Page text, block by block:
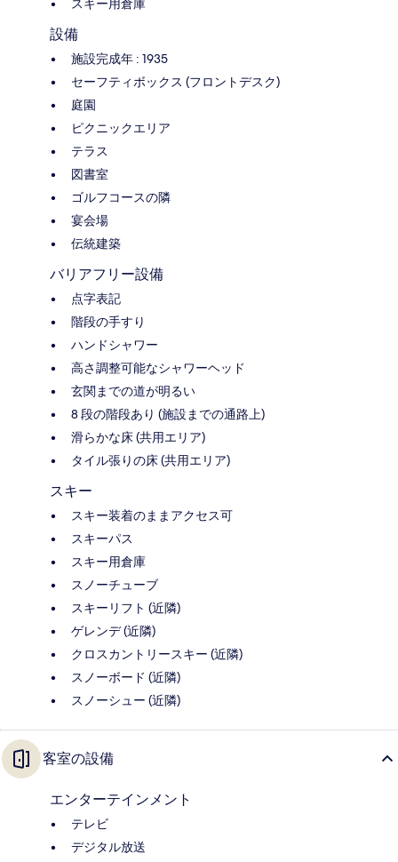
スキー用倉庫
設備
施設完成年 : 1935
セーフティボックス (フロントデスク)
庭園
ピクニックエリア
テラス
図書室
ゴルフコースの隣
宴会場
伝統建築
バリアフリー設備
点字表記
階段の手すり
ハンドシャワー
高さ調整可能なシャワーヘッド
玄関までの道が明るい
8 段の階段あり (施設までの通路上)
滑らかな床 (共用エリア)
タイル張りの床 (共用エリア)
スキー
スキー装着のままアクセス可
スキーパス
スキー用倉庫
スノーチューブ
スキーリフト (近隣)
ゲレンデ (近隣)
クロスカントリースキー (近隣)
スノーボード (近隣)
スノーシュー (近隣)
客室の設備
エンターテインメント
テレビ
デジタル放送